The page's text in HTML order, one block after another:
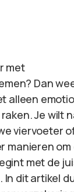
met
Dan
alleen
Je wilt
viervoeter
manieren
met de
dit artikel